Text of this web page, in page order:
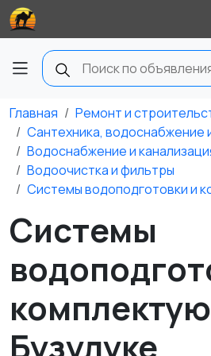
Главная
Ремонт и
Сантехника, водоснабжение
Водоснабжение и
Водоочистка и фильтры
Системы водоподготовки и
Системы
Бузулуке